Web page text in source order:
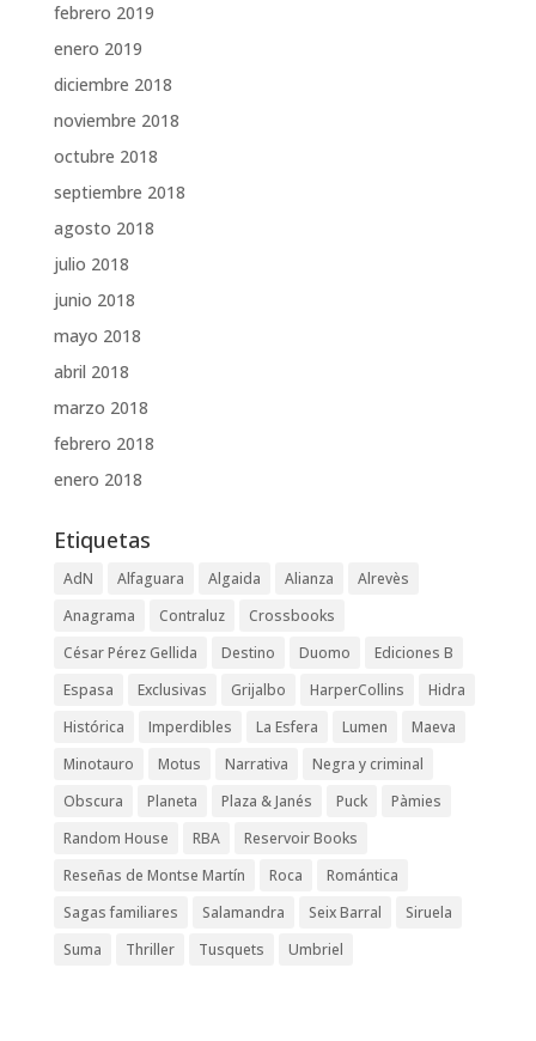
febrero 2019
enero 2019
diciembre 2018
noviembre 2018
octubre 2018
septiembre 2018
agosto 2018
julio 2018
junio 2018
mayo 2018
abril 2018
marzo 2018
febrero 2018
enero 2018
Etiquetas
AdN Alfaguara Algaida Alianza
Alrevès
Anagrama
Contraluz
Crossbooks
César Pérez Gellida
Destino Duomo
Ediciones B
Espasa
Exclusivas Grijalbo HarperCollins
Hidra
Histórica
Imperdibles La Esfera Lumen
Maeva
Minotauro
Motus Narrativa
Negra y criminal
Obscura
Planeta Plaza & Janés Puck
Pàmies
Random House
RBA
Reservoir Books
Reseñas de Montse Martín
Roca
Romántica
Sagas familiares
Salamandra Seix Barral
Siruela
Suma
Thriller Tusquets Umbriel